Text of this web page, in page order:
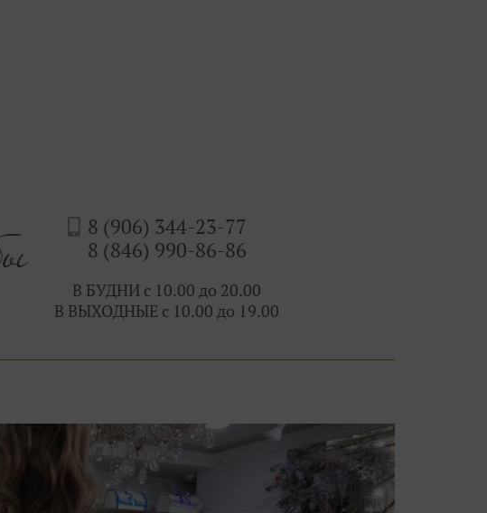
8 (906) 344-23-77
8 (846) 990-86-86
В БУДНИ с 10.00 до 20.00
В ВЫХОДНЫЕ с 10.00 до 19.00